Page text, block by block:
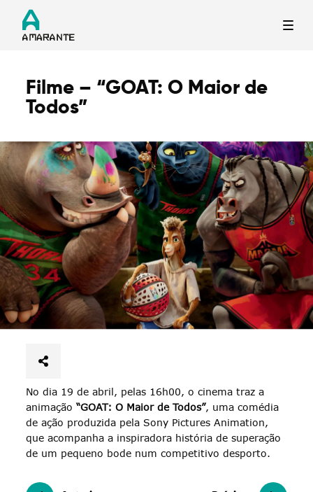
Termo de Pesquisa
Categorias gerais
Filtros
Filme – “GOAT: O Maior de
Todos”
No dia 19 de abril, pelas 16h00, o cinema traz a
animação“GOAT: O Maior de Todos”, uma comédia
de ação produzida pela Sony Pictures Animation,
que acompanha a inspiradora história de superação
de um pequeno bode num competitivo desporto.